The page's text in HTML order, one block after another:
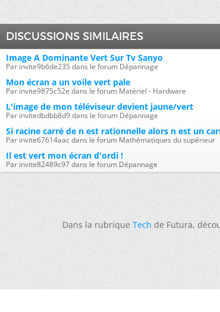
DISCUSSIONS SIMILAIRES
Image A Dominante Vert Sur Tv Sanyo
Par invite9b6de235 dans le forum Dépannage
Mon écran a un voile vert pale
Par invite9875c52e dans le forum Matériel - Hardware
L'image de mon téléviseur devient jaune/vert
Par invitedbdbb8d9 dans le forum Dépannage
Si racine carré de n est rationnelle alors n est un
Par invite67614aac dans le forum Mathématiques du supérieur
Il est vert mon écran d'ordi !
Par invite82489c97 dans le forum Dépannage
Dans la rubriqueTechde Futura,